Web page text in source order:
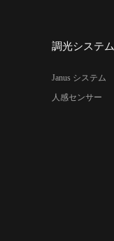
調光システム
Janus システム
人感センサー